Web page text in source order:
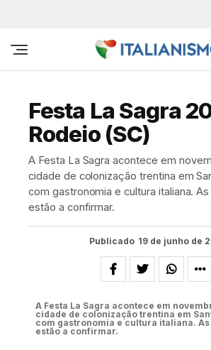
Festa La Sagra
Rodeio (SC)
A Festa La Sagra acontece em
cidade de colonização trentina em
com gastronomia e cultura italiana.
estão a confirmar.
Publicado 19 de junho de
A Festa La Sagra acontece em
cidade de colonização trentina em
com gastronomia e cultura italiana.
estão a confirmar.